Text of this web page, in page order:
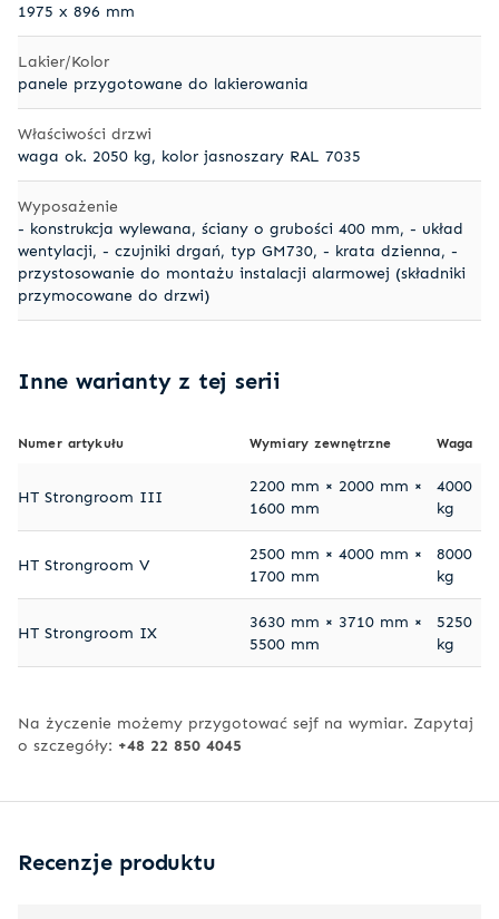
1975 x 896 mm
Lakier/Kolor
panele przygotowane do lakierowania
Właściwości drzwi
waga ok. 2050 kg, kolor jasnoszary RAL 7035
Wyposażenie
- konstrukcja wylewana, ściany o grubości 400 mm, - układ
wentylacji, - czujniki drgań, typ GM730, - krata dzienna, -
przystosowanie do montażu instalacji alarmowej (składniki
przymocowane do drzwi)
Inne warianty z tej serii
Numer artykułu Wymiary zewnętrzne Waga
HT Strongroom III
2200 mm × 2000 mm ×
1600 mm
4000
kg
HT Strongroom V
2500 mm × 4000 mm ×
1700 mm
8000
kg
HT Strongroom IX
3630 mm × 3710 mm ×
5500 mm
5250
kg
Na życzenie możemy przygotować sejf na wymiar. Zapytaj
o szczegóły: +48 22 850 4045
Recenzje produktu